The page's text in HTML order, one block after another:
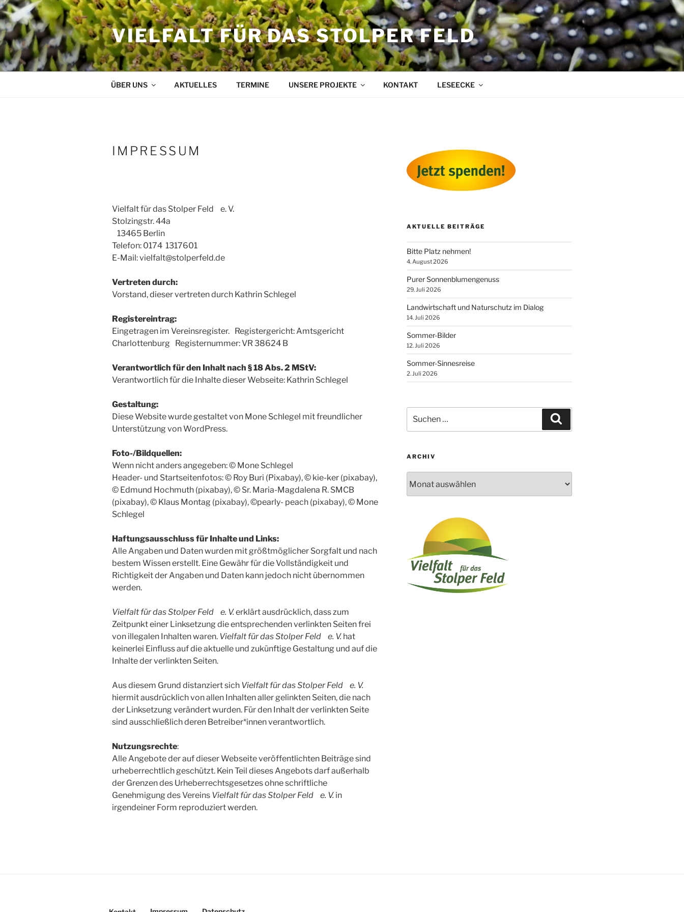
Zum
Inhalt
springen
VIELFALT FÜR DAS STOLPER FELD
ÜBER UNS AKTUELLES TERMINE UNSERE PROJEKTE KONTAKT LESEECKE
IMPRESSUM
Vielfalt für das Stolper Feld e. V.
Stolzingstr. 44a
13465 Berlin
Telefon: 0174 1317601
E-Mail:vielfalt@stolperfeld.de
Vertreten durch:
Vorstand, dieser vertreten durch Kathrin Schlegel
Registereintrag:
Eingetragen im Vereinsregister. Registergericht: Amtsgericht
Charlottenburg Registernummer: VR 38624 B
Verantwortlich für den Inhalt nach § 18 Abs. 2 MStV:
Verantwortlich für die Inhalte dieser Webseite: Kathrin Schlegel
Gestaltung:
Diese Website wurde gestaltet von Mone Schlegel mit freundlicher
Unterstützung von WordPress.
Foto-/Bildquellen:
Wenn nicht anders angegeben: © Mone Schlegel
Header- und Startseitenfotos: © Roy Buri (Pixabay), © kie-ker (pixabay),
© Edmund Hochmuth (pixabay), © Sr. Maria-Magdalena R. SMCB
(pixabay), © Klaus Montag (pixabay), ©pearly- peach (pixabay), © Mone
Schlegel
Haftungsausschluss für Inhalte und Links:
Alle Angaben und Daten wurden mit größtmöglicher Sorgfalt und nach
bestem Wissen erstellt. Eine Gewähr für die Vollständigkeit und
Richtigkeit der Angaben und Daten kann jedoch nicht übernommen
werden.
Vielfalt für das Stolper Feld e. V.erklärt ausdrücklich, dass zum
Zeitpunkt einer Linksetzung die entsprechenden verlinkten Seiten frei
von illegalen Inhalten waren. Vielfalt für das Stolper Feld e. V. hat
keinerlei Einfluss auf die aktuelle und zukünftige Gestaltung und auf die
Inhalte der verlinkten Seiten.
Aus diesem Grund distanziert sich Vielfalt für das Stolper Feld e. V.
hiermit ausdrücklich von allen Inhalten aller gelinkten Seiten, die nach
der Linksetzung verändert wurden. Für den Inhalt der verlinkten Seite
sind ausschließlich deren Betreiber*innen verantwortlich.
Nutzungsrechte:
Alle Angebote der auf dieser Webseite veröffentlichten Beiträge sind
urheberrechtlich geschützt. Kein Teil dieses Angebots darf außerhalb
der Grenzen des Urheberrechtsgesetzes ohne schriftliche
Genehmigung des Vereins Vielfalt für das Stolper Feld e. V. in
irgendeiner Form reproduziert werden.
AKTUELLE BEITRÄGE
Bitte Platz nehmen!
4. August 2026
Purer Sonnenblumengenuss
29. Juli 2026
Landwirtschaft und Naturschutz im Dialog
14. Juli 2026
Sommer-Bilder
12. Juli 2026
Sommer-Sinnesreise
2. Juli 2026
nach:
ARCHIV